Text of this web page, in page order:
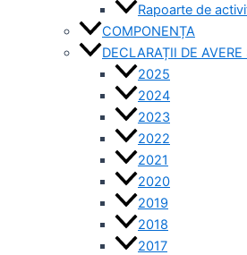
Rapoarte de
COMPONENȚA
DECLARAȚII DE AVERE
2025
2024
2023
2022
2021
2020
2019
2018
2017